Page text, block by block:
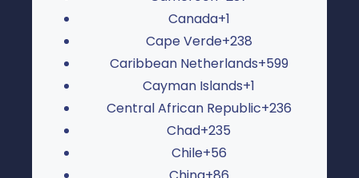
Canada+1
Cape Verde+238
Caribbean Netherlands+599
Cayman Islands+1
Central African Republic+236
Chad+235
Chile+56